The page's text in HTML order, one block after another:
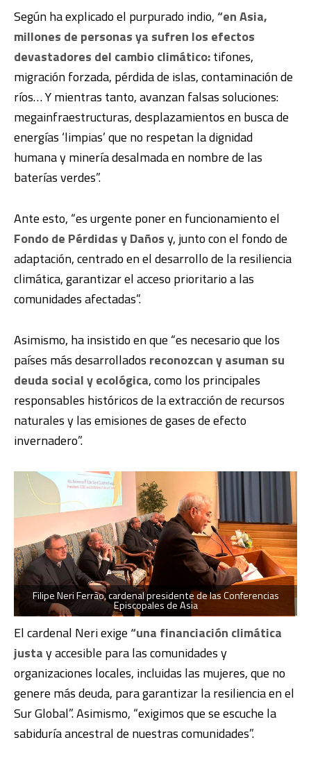
Según ha explicado el purpurado indio,“en Asia,
millones de personas ya sufren los efectos
devastadores del cambio climático:tifones,
migración forzada, pérdida de islas, contaminación de
ríos… Y mientras tanto, avanzan falsas soluciones:
megainfraestructuras, desplazamientos en busca de
energías ‘limpias’ que no respetan la dignidad
humana y minería desalmada en nombre de las
baterías verdes”.
Ante esto, “es urgente poner en funcionamiento el
Fondo de Pérdidas y Dañosy, junto con el fondo de
adaptación, centrado en el desarrollo de la resiliencia
climática, garantizar el acceso prioritario a las
comunidades afectadas”.
Asimismo, ha insistido en que “es necesario que los
países más desarrollados reconozcan y asuman su
deuda social y ecológica, como los principales
responsables históricos de la extracción de recursos
naturales y las emisiones de gases de efecto
invernadero”.
Filipe Neri Ferrão, cardenal presidente de las Conferencias
Episcopales de Asia
El cardenal Neri exige“una financiación climática
justay accesible para las comunidades y
organizaciones locales, incluidas las mujeres, que no
genere más deuda, para garantizar la resiliencia en el
Sur Global”. Asimismo, “exigimos que se escuche la
sabiduría ancestral de nuestras comunidades”.